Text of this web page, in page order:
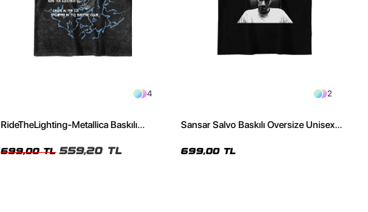
4
RideTheLighting-Metallica Baskılı
699,00 TL 559,20 TL
2
Sansar Salvo Baskılı Oversize Unisex
699,00 TL